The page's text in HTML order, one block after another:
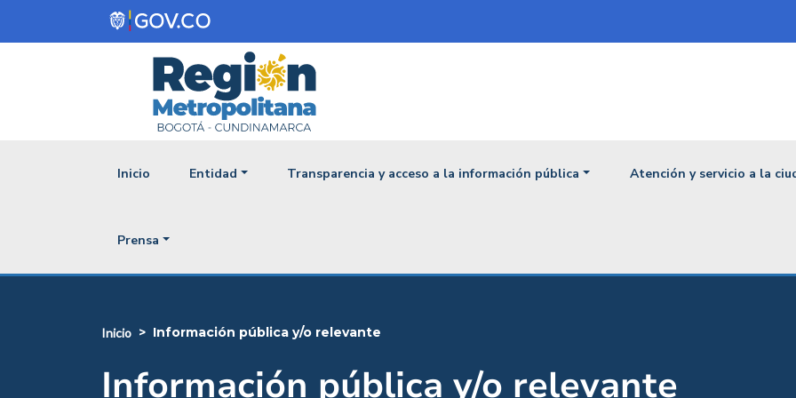
Pasar al contenido principal
Navegación principal
Inicio Entidad Transparencia y acceso a la información pública Atención y servicio a la
Prensa
inicio información pública y/o relevante
Información pública y/o relevante